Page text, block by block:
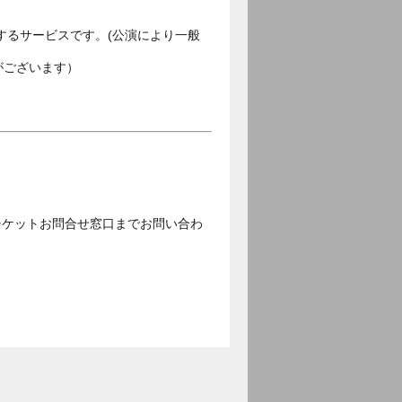
るサービスです。(公演により一般
ざいます）
ットお問合せ窓口までお問い合わ